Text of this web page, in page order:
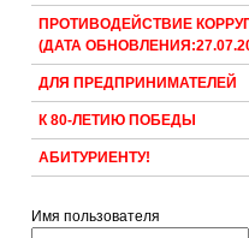
ПРОТИВОДЕЙСТВИЕ
(ДАТА
ДЛЯ ПРЕДПРИНИМАТЕЛЕЙ
К 80-ЛЕТИЮ ПОБЕДЫ
АБИТУРИЕНТУ!
Имя пользователя